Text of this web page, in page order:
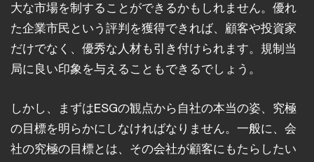
大な市場を制することができるかもしれません。優れ
た企業市民という評判を獲得できれば、顧客や投資家
だけでなく、優秀な人材も引き付けられます。規制当
局に良い印象を与えることもできるでしょう。
しかし、まずはESGの観点から自社の本当の姿、究極
の目標を明らかにしなければなりません。一般に、会
社の究極の目標とは、その会社が顧客にもたらしたい